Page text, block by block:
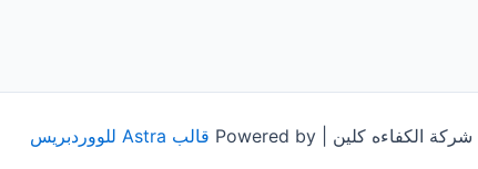
قالب Astra للووردبريس